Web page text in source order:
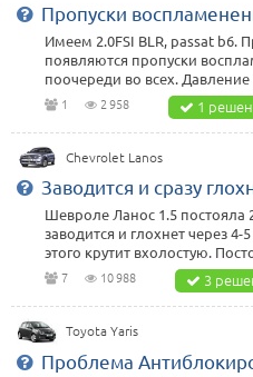
Пропуски
Имеем 2.0FSI BLR, passat b6.
появляются пропуски
поочереди во всех.
1 2 958 1
Chevrolet Lanos
Заводится и сразу
Шевроле Ланос 1.5 постояла
заводится и глохнет через 4-
этого крутит вхолостую.
7 10 988 3
Toyota Yaris
Проблема